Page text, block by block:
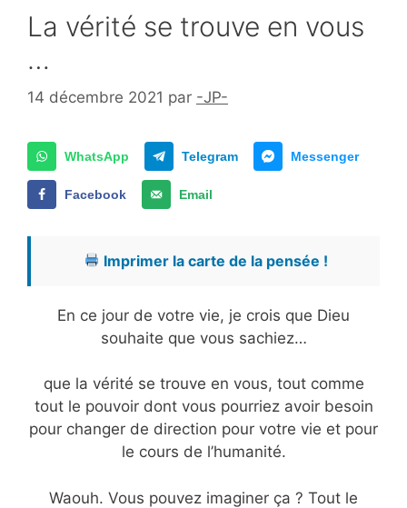
La vérité se trouve en vous
…
14 décembre 2021 par -JP-
WhatsApp Telegram Messenger
Facebook Email
Imprimer la carte de la pensée !
En ce jour de votre vie, je crois que Dieu
souhaite que vous sachiez…
que la vérité se trouve en vous, tout comme
tout le pouvoir dont vous pourriez avoir besoin
pour changer de direction pour votre vie et pour
le cours de l’humanité.
Waouh. Vous pouvez imaginer ça ? Tout le